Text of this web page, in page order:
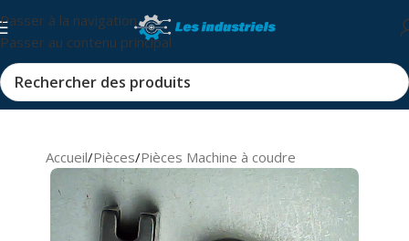
Passer à la navigation
Passer au contenu principal
Accueil/Pièces/Pièces Machine à coudre